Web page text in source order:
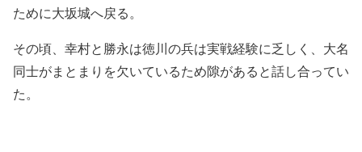
ために大坂城へ戻る。
その頃、幸村と勝永は徳川の兵は実戦経験に乏しく、大名
同士がまとまりを欠いているため隙があると話し合ってい
た。